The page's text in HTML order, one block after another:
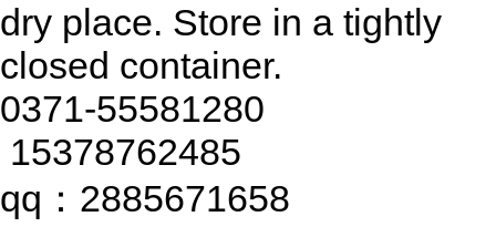
dry place. Store in a tightly
closed container.
0371-55581280
15378762485
qq：2885671658